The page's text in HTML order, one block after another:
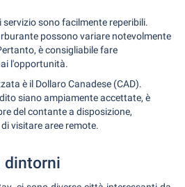
servizio sono facilmente reperibili.
possono variare notevolmente
è consigliabile fare
l'opportunità.
è il Dollaro Canadese (CAD).
siano ampiamente accettate, è
del contante a disposizione,
visitare aree remote.
dintorni